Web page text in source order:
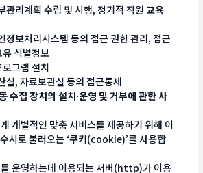
관리계획 수립 및 시행, 정기적 직원 교육
정보처리시스템 등의 접근 권한 관리, 접근
식별정보
그램 설치
실, 자료보관실 등의 접근통제
수집 장치의 설치∙운영 및 거부에 관한 사
개별적인 맞춤 서비스를 제공하기 위해 이
시로 불러오는 ‘쿠키(cookie)’를 사용합
운영하는데 이용되는 서버(http)가 이용